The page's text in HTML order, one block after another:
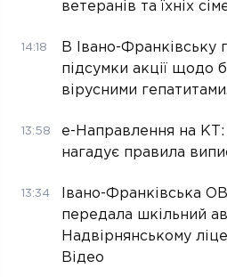
ветеранів та їхніх
14:18
В Івано-Франківську
підсумки акції щодо
вірусними
13:58
е-Направлення на
нагадує правила
13:34
Івано-Франківська
передала шкільний
Надвірнянському
Відео